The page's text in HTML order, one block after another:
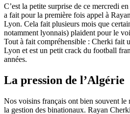
C’est la petite surprise de ce mercredi
a fait pour la première fois appel à
Lyon. Cela fait plusieurs mois que
notamment lyonnais) plaident pour le
Tout à fait compréhensible : Cherki fait
Lyon et est un petit crack du football
années.
La pression de l’Algérie
Nos voisins français ont bien souvent le
la gestion des binationaux. Rayan